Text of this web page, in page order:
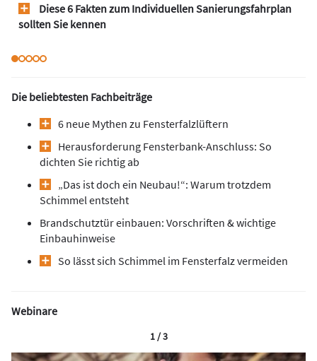
Diese 6 Fakten zum Individuellen Sanierungsfahrplan
sollten Sie kennen
Die beliebtesten Fachbeiträge
6 neue Mythen zu Fensterfalzlüftern
Herausforderung Fensterbank-Anschluss: So
dichten Sie richtig ab
„Das ist doch ein Neubau!“: Warum trotzdem
Schimmel entsteht
Brandschutztür einbauen: Vorschriften & wichtige
Einbauhinweise
So lässt sich Schimmel im Fensterfalz vermeiden
Webinare
1 / 3